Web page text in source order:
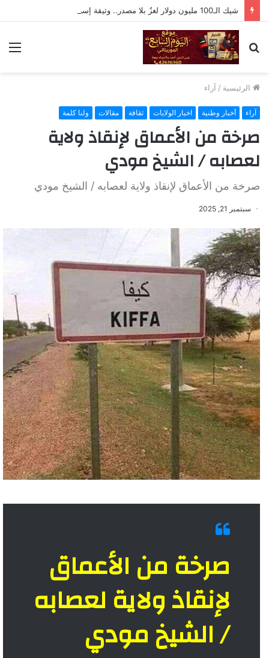
بحث
عن
الرئيسية / آراء
آراء أخبار وطنية اخبار الولايات ثقافة مقالات ولنا كلمة
صرخة من الأعماق لإنقاذ ولاية
لعصابه / الشيخ مودي
صرخة من الأعماق لإنقاذ ولاية لعصابه / الشيخ مودي
سبتمبر 21, 2025
صرخة من الأعماق
لإنقاذ ولاية لعصابه
/ الشيخ مودي